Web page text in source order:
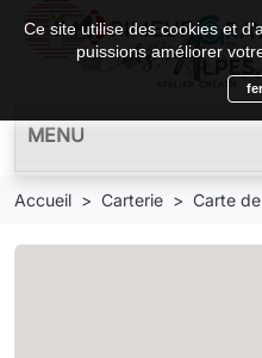
MENU
Accueil Carterie Carte
Ce site utilise des cookies et
puissions améliorer